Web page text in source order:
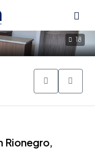
18
Rionegro,